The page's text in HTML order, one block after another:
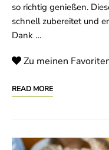
so richtig genießen.
schnell zubereitet und
Dank …
Zu meinen
READ MORE